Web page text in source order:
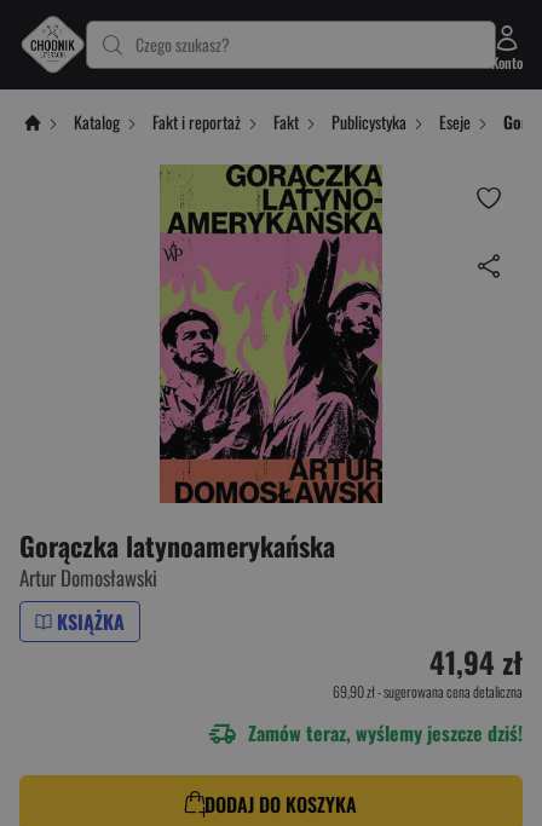
Czego szukasz?
Konto
Katalog Fakt i reportaż Fakt Publicystyka Eseje
Gorączka latynoamerykańska
Artur Domosławski
KSIĄŻKA
41,94 zł
69,90 zł- sugerowana cena detaliczna
Zamów teraz, wyślemy jeszcze dziś!
DODAJ DO KOSZYKA